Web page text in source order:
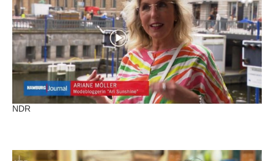
NDR